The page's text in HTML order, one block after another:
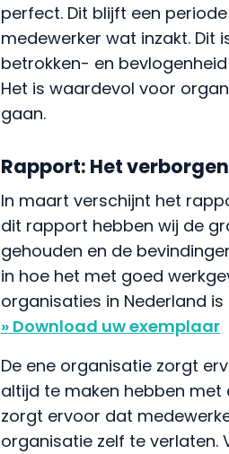
perfect. Dit blijft een
medewerker wat inzakt. Dit
betrokken- en
Het is waardevol voor
gaan.
Rapport: Het
In maart verschijnt het
dit rapport hebben wij de
gehouden en de
in hoe het met goed
organisaties in Nederland is
» Download uw exemplaar
De ene organisatie zorgt
altijd te maken hebben met
zorgt ervoor dat
organisatie zelf te verlaten.